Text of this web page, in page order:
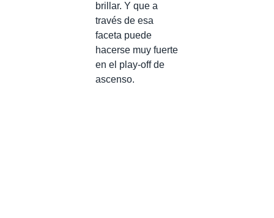
brillar. Y que a
través de esa
faceta puede
hacerse muy fuerte
en el play-off de
ascenso.